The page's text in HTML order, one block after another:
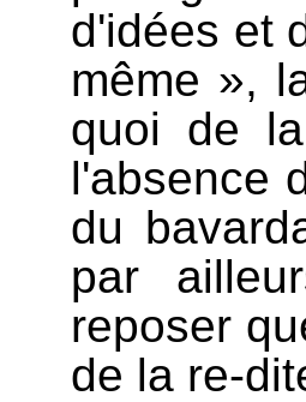
d'idées et
même »,
quoi de
l'absence
du
par
reposer
de la re-